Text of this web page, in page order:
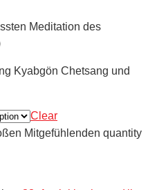
Meditation des
Kyabgön Chetsang und
Clear
Mitgefühlenden quantity